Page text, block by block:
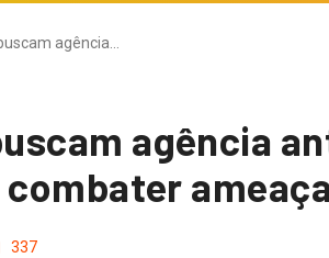
agência…
agência
337